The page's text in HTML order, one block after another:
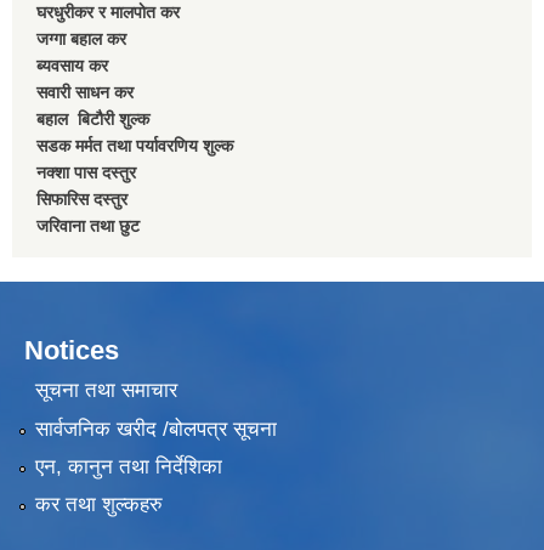
घरधुरीकर र मालपाेत कर
जग्गा बहाल कर
ब्यवसाय कर
सवारी साधन कर
बहाल बिटाैरी शुल्क
सडक मर्मत तथा पर्यावरणिय शुल्क
नक्शा पास दस्तुर
सिफारिस दस्तुर
जरिवाना तथा छुट
Notices
सूचना तथा समाचार
सार्वजनिक खरीद /बोलपत्र सूचना
एन, कानुन तथा निर्देशिका
कर तथा शुल्कहरु